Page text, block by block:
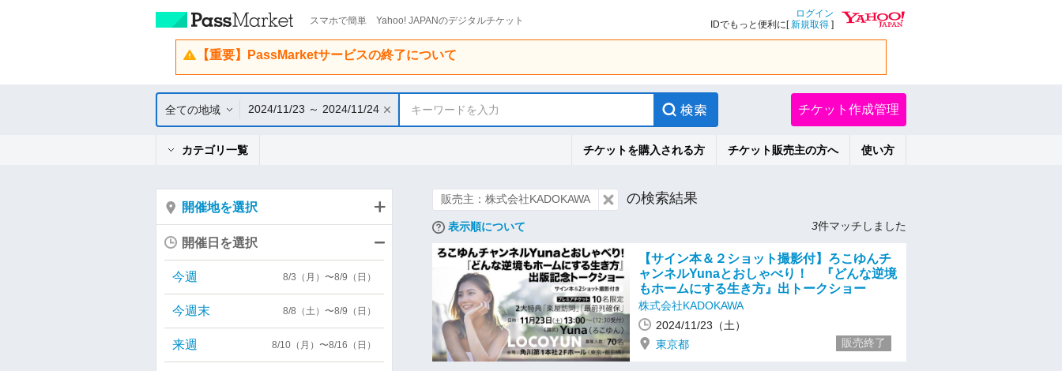
スマホで簡単 Yahoo! JAPANのデジタルチケット
ログイン
IDでもっと便利に[新規取得 ]
【重要】PassMarketサービスの終了について
全ての地域 2024/11/23 ～ 2024/11/24 キーワードを入力 チケット作成管理
カテゴリ一覧 チケットを購入される方 チケット販売主の方へ 使い方
販売主：株式会社KADOKAWA の検索結果
表示順について 3件マッチしました
【サイン本＆２ショット撮影付】ろこゆんチ
ャンネルYunaとおしゃべり！ 『どんな逆境
もホームにする生き方』出トークショー
株式会社KADOKAWA
2024/11/23（土）
東京都
販売終了
開催地を選択
開催日を選択
今週 8/3（月）〜8/9（日）
今週末 8/8（土）〜8/9（日）
来週 8/10（月）〜8/16（日）